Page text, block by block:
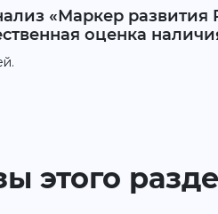
«Маркер
оценка
этого